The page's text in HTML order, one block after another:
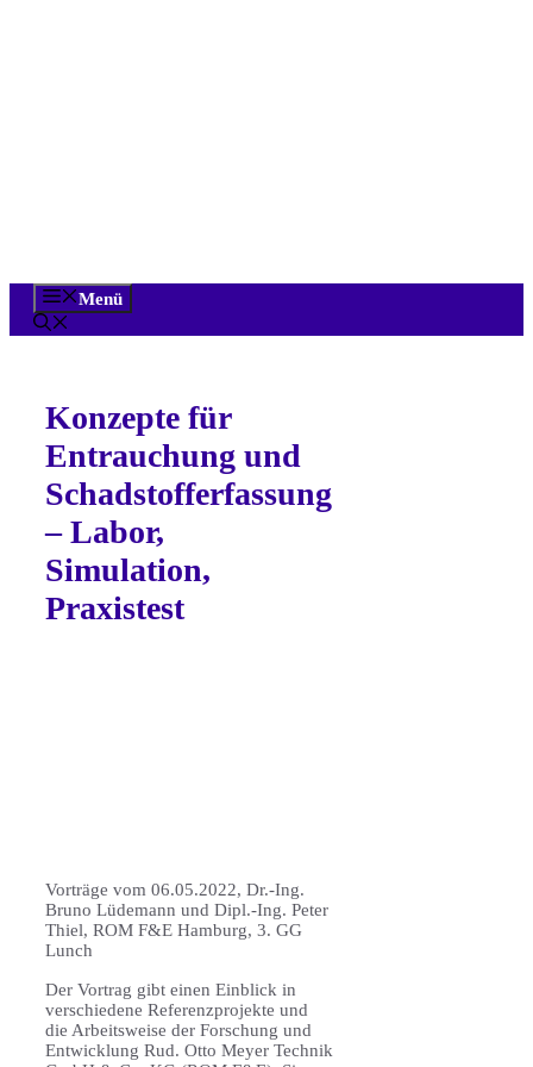
Menü
Konzepte für
Entrauchung und
Schadstofferfassung
– Labor,
Simulation,
Praxistest
Vorträge vom 06.05.2022, Dr.-Ing.
Bruno Lüdemann und Dipl.-Ing. Peter
Thiel, ROM F&E Hamburg, 3. GG
Lunch
Der Vortrag gibt einen Einblick in
verschiedene Referenzprojekte und
die Arbeitsweise der Forschung und
Entwicklung Rud. Otto Meyer Technik